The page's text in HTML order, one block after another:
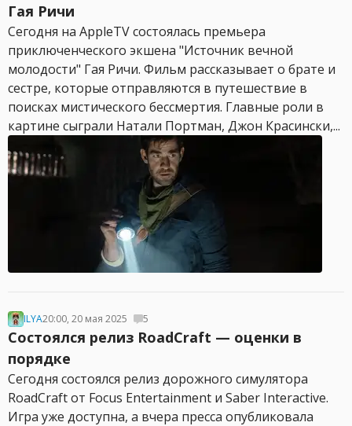
Гая Ричи
Сегодня на AppleTV состоялась премьера
приключенческого экшена "Источник вечной
молодости" Гая Ричи. Фильм рассказывает о брате и
сестре, которые отправляются в путешествие в
поисках мистического бессмертия. Главные роли в
картине сыграли Натали Портман, Джон Красински,...
ILYA20:00, 20 мая 2025 5
Состоялся релиз RoadCraft — оценки в
порядке
Сегодня состоялся релиз дорожного симулятора
RoadCraft от Focus Entertainment и Saber Interactive.
Игра уже доступна, а вчера пресса опубликовала